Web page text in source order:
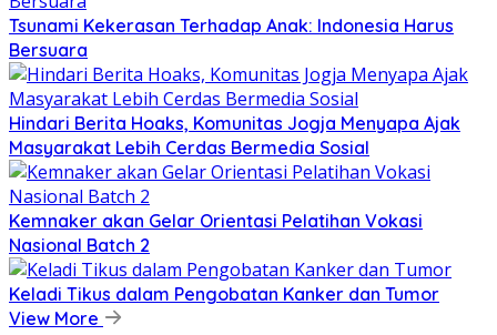
Tsunami Kekerasan Terhadap Anak: Indonesia Harus
Bersuara
Hindari Berita Hoaks, Komunitas Jogja Menyapa Ajak
Masyarakat Lebih Cerdas Bermedia Sosial
Kemnaker akan Gelar Orientasi Pelatihan Vokasi
Nasional Batch 2
Keladi Tikus dalam Pengobatan Kanker dan Tumor
View More